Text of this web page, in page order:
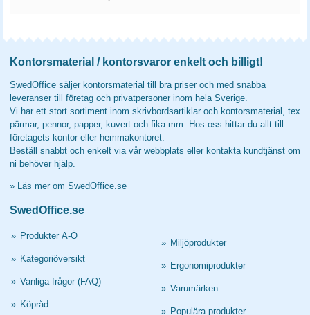
Kontorsmaterial / kontorsvaror enkelt och billigt!
SwedOffice säljer kontorsmaterial till bra priser och med snabba
leveranser till företag och privatpersoner inom hela Sverige.
Vi har ett stort sortiment inom skrivbordsartiklar och kontorsmaterial, tex
pärmar, pennor, papper, kuvert och fika mm. Hos oss hittar du allt till
företagets kontor eller hemmakontoret.
Beställ snabbt och enkelt via vår webbplats eller kontakta kundtjänst om
ni behöver hjälp.
» Läs mer om SwedOffice.se
SwedOffice.se
» Produkter A-Ö
» Kategoriöversikt
» Vanliga frågor (FAQ)
» Köpråd
» Miljöprodukter
» Ergonomiprodukter
» Varumärken
» Populära produkter